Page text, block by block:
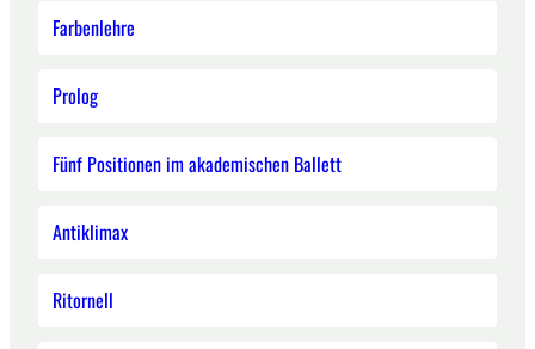
Farbenlehre
Prolog
Fünf Positionen im akademischen Ballett
Antiklimax
Ritornell